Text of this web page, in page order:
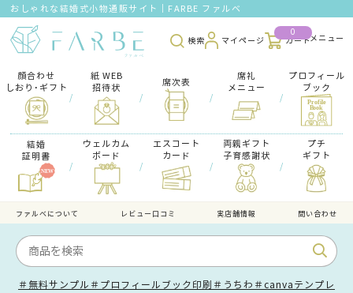
おしゃれな結婚式小物通販サイト｜FARBE ファルベ
検索 マイページ
0
カート
顔合わせ
しおり･ギフト
/
紙 WEB
招待状
/
席次表
/
席礼
メニュー
/
プロフィール
ブック
結婚
証明書
/
ウェルカム
ボード
/
エスコート
カード
/
両親ギフト
子育感謝状
/
プチ
ギフト
ファルべについて レビュー口コミ 実店舗情報 問い合わせ
＃無料サンプル ＃プロフィールブック印刷 ＃うちわ ＃canvaテンプレ